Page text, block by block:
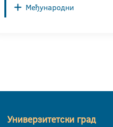
Међународни
Универзитетски град